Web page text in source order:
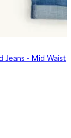
Jeans - Mid Waist